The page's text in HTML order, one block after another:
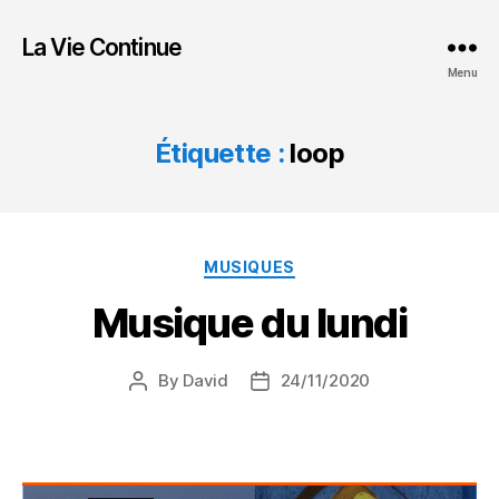
La Vie Continue
Menu
Étiquette : loop
Categories
MUSIQUES
Musique du lundi
Post
By David
Post24/11/2020